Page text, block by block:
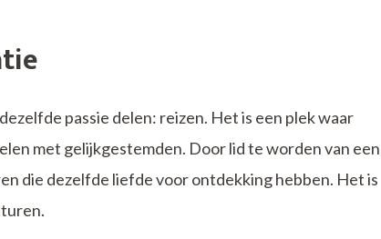
passie delen: reizen. Het is een plek waar
met gelijkgestemden. Door lid te worden van een
die dezelfde liefde voor ontdekking hebben. Het is